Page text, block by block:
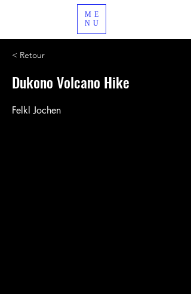
ME
NU
< Retour
Dukono Volcano Hike
Felkl Jochen